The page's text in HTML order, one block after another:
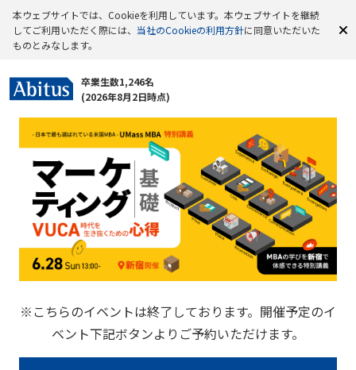
本ウェブサイトでは、Cookieを利用しています。本ウェブサイトを継続
してご利用いただく際には、 当社のCookieの利用方針に同意いただいた
ものとみなします。
卒業生数1,246名
(2026年8月2日時点)
※こちらのイベントは終了しております。開催予定のイ
ベント下記ボタンよりご予約いただけます。